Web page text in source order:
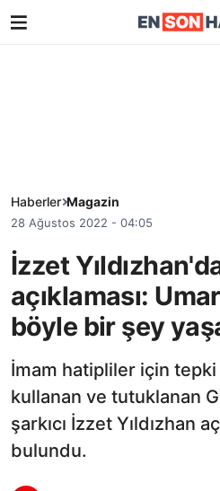
Haberler Magazin
28 Ağustos 2022 - 04:05
İzzet
açıklaması:
böyle bir şey
İmam hatipliler için
kullanan ve tutuklanan
şarkıcı İzzet Yıldızhan
bulundu.